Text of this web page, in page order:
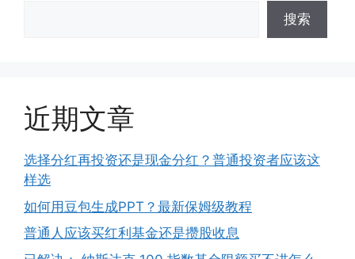
搜索
近期文章
选择分红再投资还是现金分红？普通投资者应该这
样选
如何用豆包生成PPT？最新保姆级教程
普通人应该买红利基金还是攒股收息